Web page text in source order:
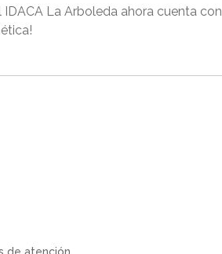
La Arboleda ahora cuenta con